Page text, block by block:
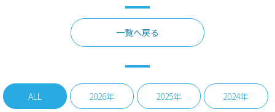
一覧へ戻る
ALL 2026年 2025年 2024年